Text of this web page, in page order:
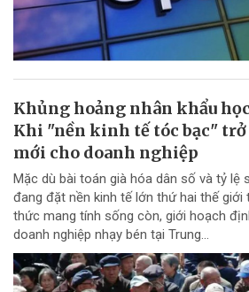
Khủng hoảng nhân khẩu
Khi "nền kinh tế tóc bạc"
mới cho doanh nghiệp
Mặc dù bài toán già hóa dân số và tỷ lệ
đang đặt nền kinh tế lớn thứ hai thế
thức mang tính sống còn, giới hoạch
doanh nghiệp nhạy bén tại Trung...